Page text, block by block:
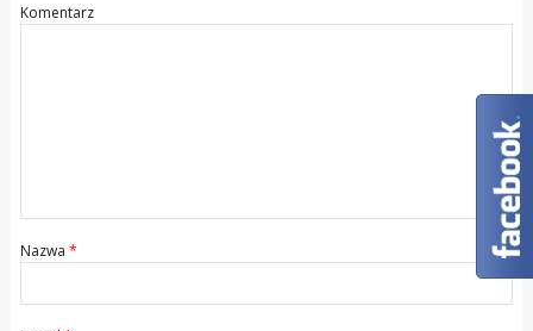
Komentarz
Nazwa *